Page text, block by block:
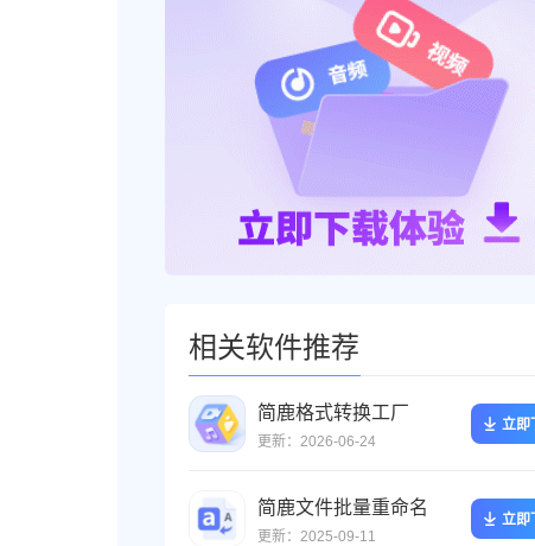
相关软件推荐
简鹿格式转换工厂
更新：2026-06-24
立即
简鹿文件批量重命名
更新：2025-09-11
立即